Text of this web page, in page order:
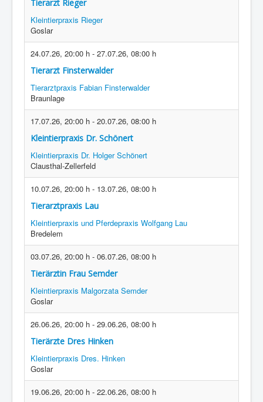
Tierarzt Rieger
Kleintierpraxis Rieger
Goslar
24.07.26, 20:00 h - 27.07.26, 08:00 h
Tierarzt Finsterwalder
Tierarztpraxis Fabian Finsterwalder
Braunlage
17.07.26, 20:00 h - 20.07.26, 08:00 h
Kleintierpraxis Dr. Schönert
Kleintierpraxis Dr. Holger Schönert
Clausthal-Zellerfeld
10.07.26, 20:00 h - 13.07.26, 08:00 h
Tierarztpraxis Lau
Kleintierpraxis und Pferdepraxis Wolfgang Lau
Bredelem
03.07.26, 20:00 h - 06.07.26, 08:00 h
Tierärztin Frau Semder
Kleintierpraxis Malgorzata Semder
Goslar
26.06.26, 20:00 h - 29.06.26, 08:00 h
Tierärzte Dres Hinken
Kleintierpraxis Dres. Hinken
Goslar
19.06.26, 20:00 h - 22.06.26, 08:00 h